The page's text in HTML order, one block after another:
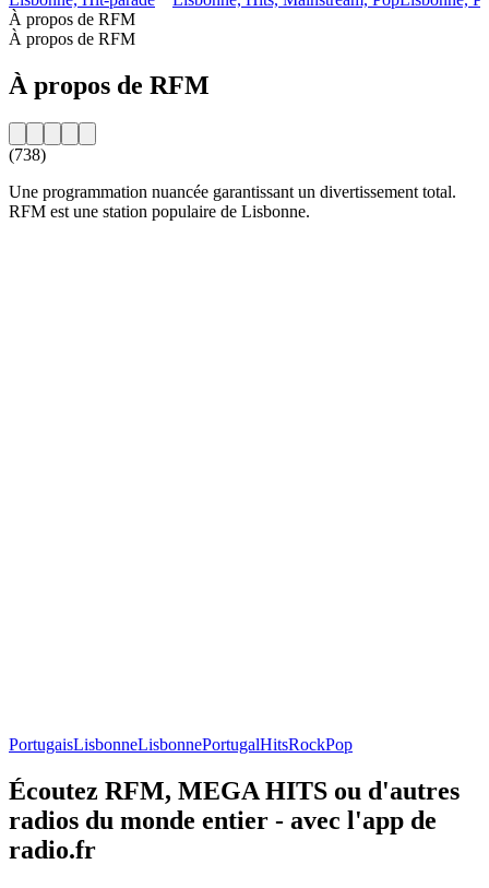
À propos de RFM
À propos de RFM
À propos de RFM
(738)
Une programmation nuancée garantissant un divertissement total.
RFM est une station populaire de Lisbonne.
PortugaisLisbonneLisbonnePortugalHitsRockPop
Écoutez RFM, MEGA HITS ou d'autres
radios du monde entier - avec l'app de
radio.fr